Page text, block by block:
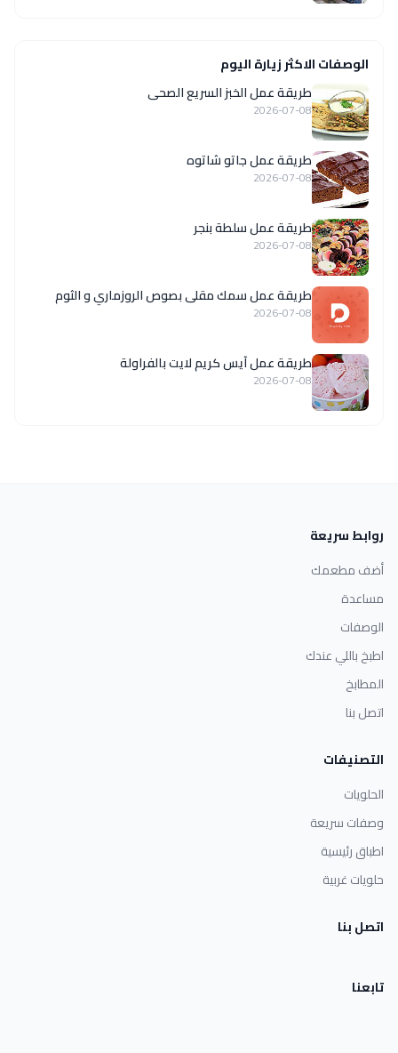
الوصفات الاكثر زيارة اليوم
طريقة عمل الخبز السريع الصحى
2026-07-08
طريقة عمل جاتو شاتوه
2026-07-08
طريقة عمل سلطة بنجر
2026-07-08
طريقة عمل سمك مقلى بصوص الروزماري و الثوم
2026-07-08
طريقة عمل آيس كريم لايت بالفراولة
2026-07-08
روابط سريعة
أضف مطعمك
مساعدة
الوصفات
اطبخ باللي عندك
المطابخ
اتصل بنا
التصنيفات
الحلويات
وصفات سريعة
اطباق رئيسية
حلويات غربية
اتصل بنا
تابعنا